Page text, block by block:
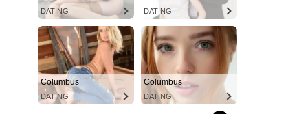
DATING DATING
Columbus
DATING
Columbus
DATING